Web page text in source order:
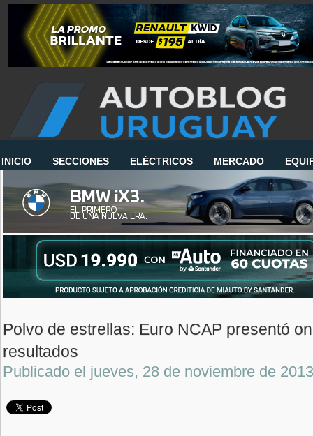
INICIO SECCIONES ELÉCTRICOS MERCADO
Polvo de estrellas: Euro NCAP presentó
resultados
Publicado el jueves, 28 de noviembre de 2013